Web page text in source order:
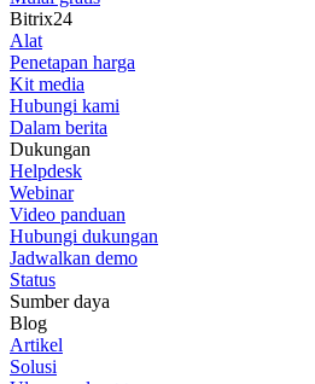
Bitrix24
Alat
Penetapan harga
Kit media
Hubungi kami
Dalam berita
Dukungan
Helpdesk
Webinar
Video panduan
Hubungi dukungan
Jadwalkan demo
Status
Sumber daya
Blog
Artikel
Solusi